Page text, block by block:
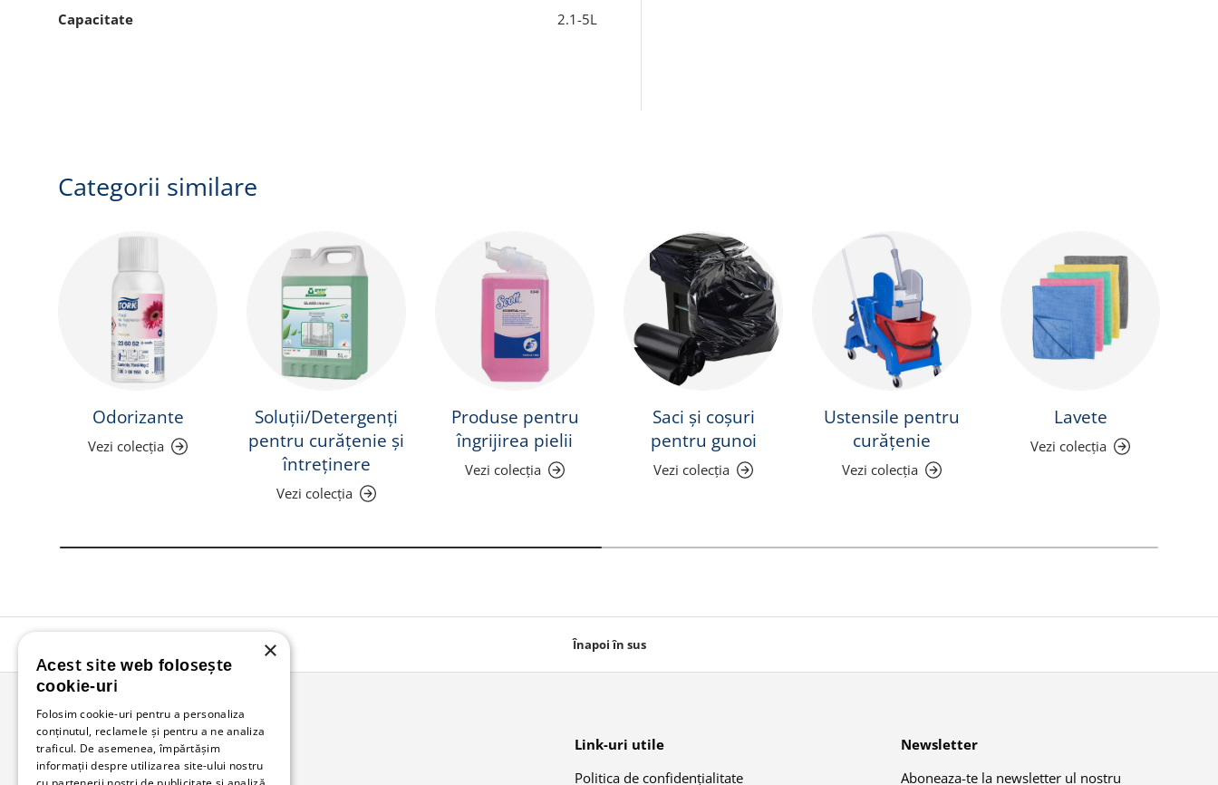
Capacitate 2.1-5L
Categorii similare
Odorizante
Vezi colecția
Soluții/Detergenți
pentru curățenie și
întreținere
Vezi colecția
Produse pentru
îngrijirea pielii
Vezi colecția
Saci și coșuri
pentru gunoi
Vezi colecția
Ustensile pentru
curățenie
Vezi colecția
Lavete
Vezi colecția
Înapoi în sus
Bunzl Romania
Soluții complete pentru afacerea ta.
Link-uri utile
Politica de confidențialitate
Newsletter
Aboneaza-te la newsletter ul nostru
×
Acest site web folosește
cookie-uri
Folosim cookie-uri pentru a personaliza
conținutul, reclamele și pentru a ne analiza
traficul. De asemenea, împărtășim
informații despre utilizarea site-ului nostru